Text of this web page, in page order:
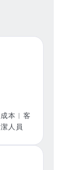
本︱客
人員